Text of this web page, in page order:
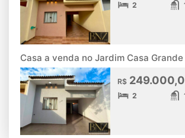
2
Casa a venda no Jardim Casa Grande
R$
2